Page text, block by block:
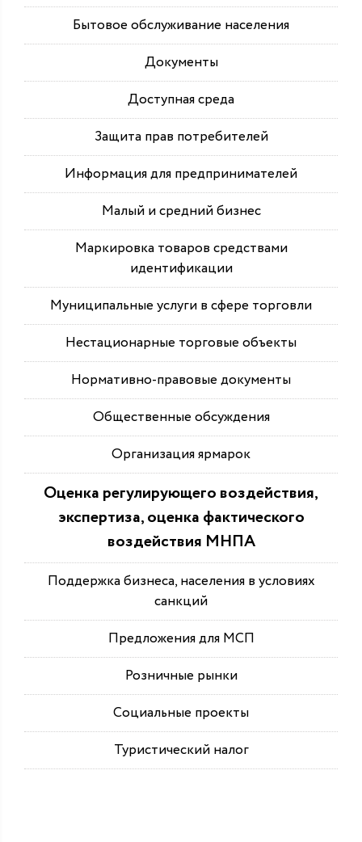
Бытовое обслуживание населения
Документы
Доступная среда
Защита прав потребителей
Информация для предпринимателей
Малый и средний бизнес
Маркировка товаров средствами
идентификации
Муниципальные услуги в сфере торговли
Нестационарные торговые объекты
Нормативно-правовые документы
Общественные обсуждения
Организация ярмарок
Оценка регулирующего воздействия,
экспертиза, оценка фактического
воздействия МНПА
Поддержка бизнеса, населения в условиях
санкций
Предложения для МСП
Розничные рынки
Социальные проекты
Туристический налог